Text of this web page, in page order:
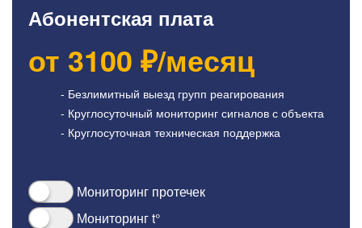
Абонентская плата
от 3100 ₽/месяц
- Безлимитный выезд групп реагирования
- Круглосуточный мониторинг сигналов с объекта
- Круглосуточная техническая поддержка
Мониторинг протечек
Мониторинг t°